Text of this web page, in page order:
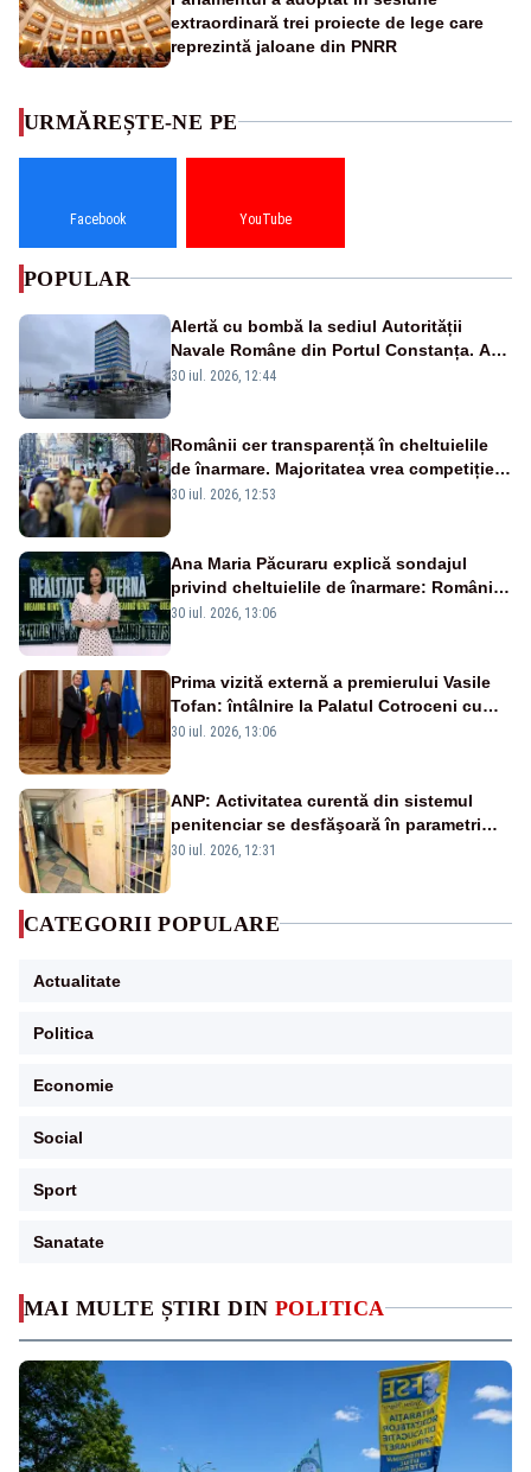
extraordinară trei proiecte de lege care
reprezintă jaloane din PNRR
MAI MULTE ȘTIRI DIN POLITICA
URMĂREȘTE-NE PE
Facebook YouTube
POPULAR
Alertă cu bombă la sediul Autorității
Navale Române din Portul Constanța. A
doua amenințare în doar 24 de ore
30 iul. 2026, 12:44
Românii cer transparență în cheltuielile
de înarmare. Majoritatea vrea competiție
reală și industrie locală – SONDAJ
30 iul. 2026, 12:53
Ana Maria Păcuraru explică sondajul
privind cheltuielile de înarmare: Românii
cer transparență în achiziții și un echilibru
30 iul. 2026, 13:06
Prima vizită externă a premierului Vasile
Tofan: întâlnire la Palatul Cotroceni cu
președintele Nicușor Dan
30 iul. 2026, 13:06
ANP: Activitatea curentă din sistemul
penitenciar se desfăşoară în parametri
normali
30 iul. 2026, 12:31
CATEGORII POPULARE
Actualitate
Politica
Economie
Social
Sport
Sanatate